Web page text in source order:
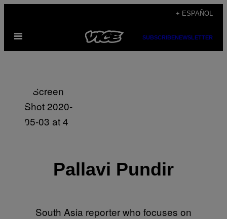
contenido
+ ESPAÑOL
Abrir
SUBSCRIBENEWSLETTER
Pallavi Pundir
South Asia reporter who focuses on